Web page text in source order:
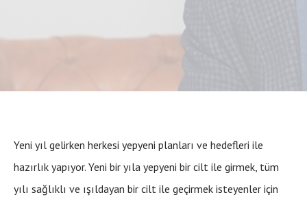
Yeni yıl gelirken herkesi yepyeni planları ve hedefleri ile
hazırlık yapıyor. Yeni bir yıla yepyeni bir cilt ile girmek, tüm
yılı sağlıklı ve ışıldayan bir cilt ile geçirmek isteyenler için